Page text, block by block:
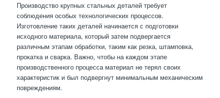
Производство крупных стальных деталей требует
соблюдения особых технологических процессов.
Изготовление таких деталей начинается с подготовки
исходного материала, который затем подвергается
различным этапам обработки, таким как резка, штамповка,
прокатка и сварка. Важно, чтобы на каждом этапе
производственного процесса материал не терял своих
характеристик и был подвергнут минимальным механическим
повреждениям.